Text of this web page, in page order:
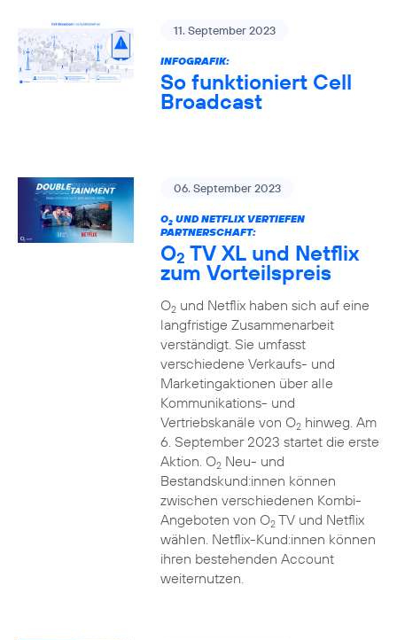
11. September 2023
INFOGRAFIK:
So funktioniert Cell
Broadcast
06. September 2023
O2UND NETFLIX VERTIEFEN
PARTNERSCHAFT:
O2 TV XL und Netflix
zum Vorteilspreis
O2und Netflix haben sich auf eine
langfristige Zusammenarbeit
verständigt. Sie umfasst
verschiedene Verkaufs- und
Marketingaktionen über alle
Kommunikations- und
Vertriebskanäle von O2hinweg. Am
6. September 2023 startet die erste
Aktion. O2Neu- und
Bestandskund:innen können
zwischen verschiedenen Kombi-
Angeboten von O2TV und Netflix
wählen. Netflix-Kund:innen können
ihren bestehenden Account
weiternutzen.